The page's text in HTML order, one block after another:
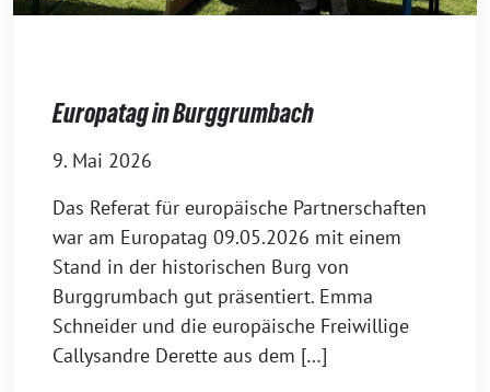
Europatag in Burggrumbach
9. Mai 2026
Das Referat für europäische Partnerschaften
war am Europatag 09.05.2026 mit einem
Stand in der historischen Burg von
Burggrumbach gut präsentiert. Emma
Schneider und die europäische Freiwillige
Callysandre Derette aus dem […]